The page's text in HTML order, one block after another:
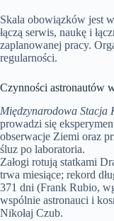
Skala obowiązków jest
łączą serwis, naukę i
zaplanowanej pracy.
regularności.
Czynności astronautów
Międzynarodowa Stacja
prowadzi się
obserwacje Ziemi oraz
śluz po laboratoria.
Załogi rotują statkami
trwa miesiące; rekord
371 dni (Frank Rubio,
wspólnie astronauci i
Nikołaj Czub.